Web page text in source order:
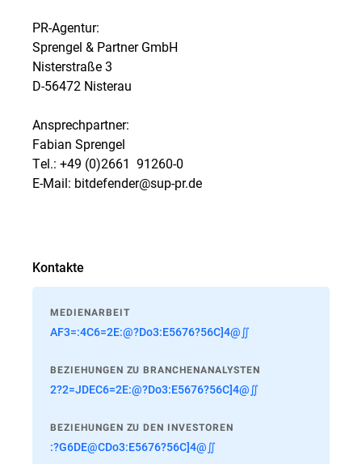
PR-Agentur:
Sprengel & Partner GmbH
Nisterstraße 3
D-56472 Nisterau
Ansprechpartner:
Fabian Sprengel
Tel.: +49 (0)2661  91260-0
E-Mail: bitdefender@sup-pr.de
Kontakte
MEDIENARBEIT
AF3=:4C6=2E:@?Do3:E5676?56C]4@∬
BEZIEHUNGEN ZU BRANCHENANALYSTEN
2?2=JDEC6=2E:@?Do3:E5676?56C]4@∬
BEZIEHUNGEN ZU DEN INVESTOREN
:?G6DE@CDo3:E5676?56C]4@∬